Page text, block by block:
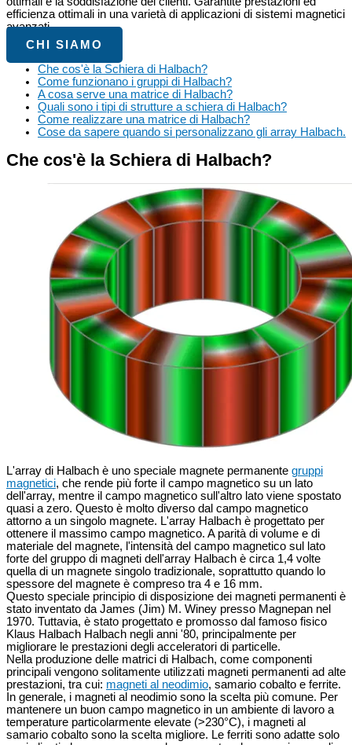
efficienza ottimali in una varietà di applicazioni di sistemi magnetici
avanzati.
CHI SIAMO
Che cos'è la Schiera di Halbach?
Come funzionano i gruppi di Halbach?
A cosa serve una matrice di Halbach?
Quali sono i tipi di strutture a schiera di Halbach?
Come realizzare una matrice di Halbach?
Cose da sapere quando si personalizzano gli array Halbach.
Che cos'è la Schiera di Halbach?
L'array di Halbach è uno speciale magnete permanente gruppi
magnetici, che rende più forte il campo magnetico su un lato
dell'array, mentre il campo magnetico sull'altro lato viene spostato
quasi a zero. Questo è molto diverso dal campo magnetico
attorno a un singolo magnete. L'array Halbach è progettato per
ottenere il massimo campo magnetico. A parità di volume e di
materiale del magnete, l'intensità del campo magnetico sul lato
forte del gruppo di magneti dell'array Halbach è circa 1,4 volte
quella di un magnete singolo tradizionale, soprattutto quando lo
spessore del magnete è compreso tra 4 e 16 mm.
Questo speciale principio di disposizione dei magneti permanenti è
stato inventato da James (Jim) M. Winey presso Magnepan nel
1970. Tuttavia, è stato progettato e promosso dal famoso fisico
Klaus Halbach Halbach negli anni '80, principalmente per
migliorare le prestazioni degli acceleratori di particelle.
Nella produzione delle matrici di Halbach, come componenti
principali vengono solitamente utilizzati magneti permanenti ad alte
prestazioni, tra cui: magneti al neodimio, samario cobalto e ferrite.
In generale, i magneti al neodimio sono la scelta più comune. Per
mantenere un buon campo magnetico in un ambiente di lavoro a
temperature particolarmente elevate (>230°C), i magneti al
samario cobalto sono la scelta migliore. Le ferriti sono adatte solo